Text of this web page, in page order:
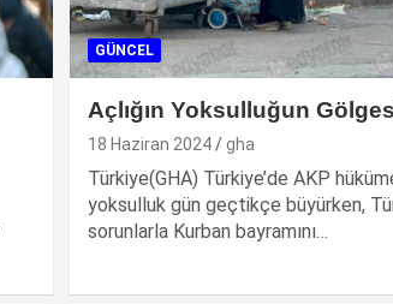
GÜNCEL
Açlığın Yoksulluğun
18 Haziran 2024 gha
Türkiye(GHA) Türkiye’de AKP
yoksulluk gün geçtikçe büyürken,
sorunlarla Kurban bayramını…